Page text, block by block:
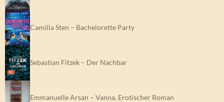
Camilla Sten – Bachelorette Party
Sebastian Fitzek – Der Nachbar
Emmanuelle Arsan – Vanna. Erotischer Roman